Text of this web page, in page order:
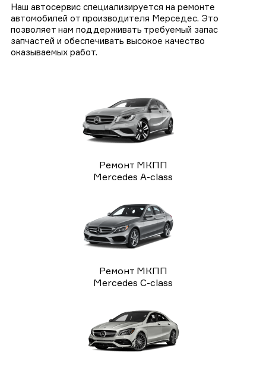
Наш автосервис специализируется на ремонте
автомобилей от производителя Мерседес. Это
позволяет нам поддерживать требуемый запас
запчастей и обеспечивать высокое качество
оказываемых работ.
Ремонт МКПП
Mercedes A-class
Ремонт МКПП
Mercedes C-class